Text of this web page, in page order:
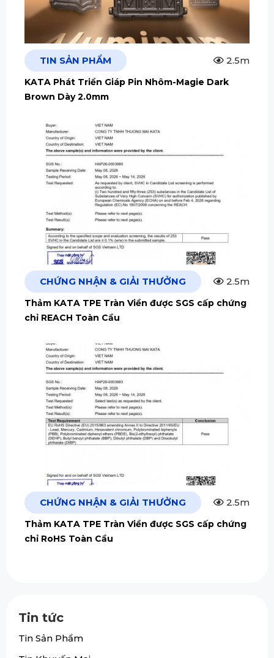
TIN SẢN PHẨM 2.5m
KATA Phát Triển Giáp Pin Nhôm-Magie Dark
Brown Dày 2.0mm
CHỨNG NHẬN & GIẢI THƯỞNG 2.5m
Thảm KATA TPE Tràn Viền được SGS cấp chứng
chỉ REACH Toàn Cầu
CHỨNG NHẬN & GIẢI THƯỞNG 2.5m
Thảm KATA TPE Tràn Viền được SGS cấp chứng
chỉ RoHS Toàn Cầu
Tin tức
Tin Sản Phẩm